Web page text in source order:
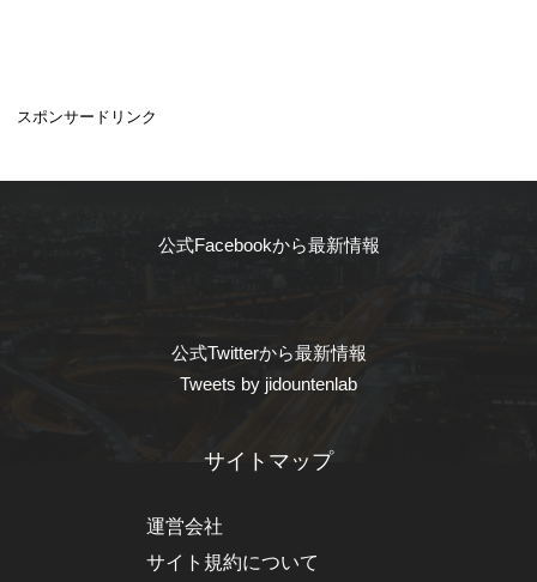
スポンサードリンク
公式Facebookから最新情報
公式Twitterから最新情報
Tweets by jidountenlab
サイトマップ
運営会社
サイト規約について